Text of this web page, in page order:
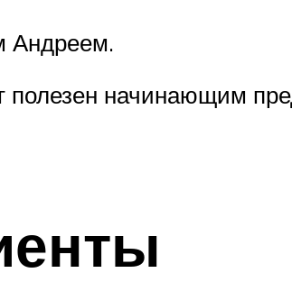
Андреем.
начинающим